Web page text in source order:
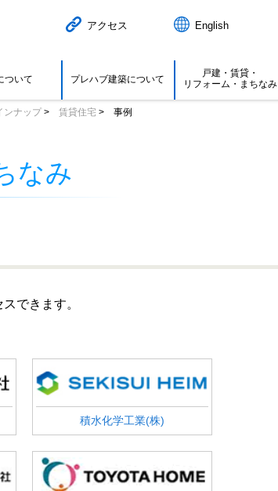
アクセス English
ついて プレハブ建築について
戸建・賃貸・
リフォーム・まちなみ
ンナップ 賃貸住宅 事例
なみ
できます。
積水化学工業(株)